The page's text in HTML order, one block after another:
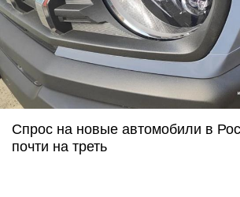
Спрос на новые автомобили в
почти на треть